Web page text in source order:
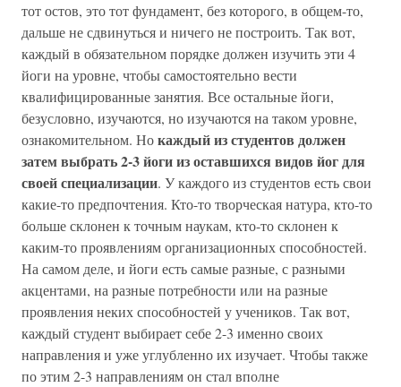
тот остов, это тот фундамент, без которого, в общем-то,
дальше не сдвинуться и ничего не построить. Так вот,
каждый в обязательном порядке должен изучить эти 4
йоги на уровне, чтобы самостоятельно вести
квалифицированные занятия. Все остальные йоги,
безусловно, изучаются, но изучаются на таком уровне,
ознакомительном. Нокаждый из студентов должен
затем выбрать 2-3 йоги из оставшихся видов йог для
своей специализации. У каждого из студентов есть свои
какие-то предпочтения. Кто-то творческая натура, кто-то
больше склонен к точным наукам, кто-то склонен к
каким-то проявлениям организационных способностей.
На самом деле, и йоги есть самые разные, с разными
акцентами, на разные потребности или на разные
проявления неких способностей у учеников. Так вот,
каждый студент выбирает себе 2-3 именно своих
направления и уже углубленно их изучает. Чтобы также
по этим 2-3 направлениям он стал вполне